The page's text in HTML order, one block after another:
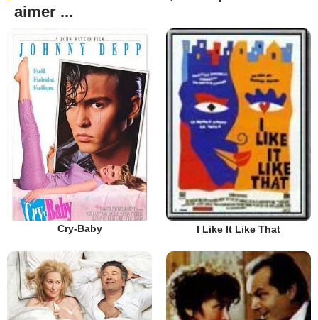
aimer ...
Cry-Baby I Like It Like That